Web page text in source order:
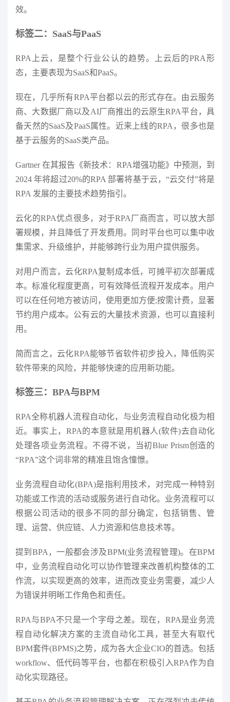
效。
标签二：SaaS与PaaS
RPA上云，是整个行业公认的趋势。上云后的PRA形
态，主要表现为SaaS和PaaS。
现在，几乎所有RPA平台都以云的形式存在。由云服务
商、大数据厂商以及AI厂商推出的云原生RPA平台，具
备天然的SaaS及PaaS属性。近来上线的RPA，很多也是
基于云服务的SaaS类产品。
Gartner 在其报告《新技术：RPA增强功能》中预测，到
2024 年将超过20%的RPA 部署将基于云，“云交付”将是
RPA 发展的主要技术趋势指引。
云化的RPA优点很多，对于RPA厂商而言，可以放大部
署规模，并且降低了开发费用。同时平台也可以集中收
集需求、升级维护，并能够跨行业为用户提供服务。
对用户而言，云化RPA复制成本低，可摊平初次部署成
本。标准化程度更高，可有效降低流程开发成本。用户
可以在任何地方被访问，使用更加方便;按需计费，显著
节约用户成本。公有云的大量技术资源，也可以直接利
用。
简而言之，云化RPA能够节省软件初步投入，降低购买
软件带来的风险，并能够快速的应用新功能。
标签三：BPA与BPM
RPA全称机器人流程自动化，与业务流程自动化极为相
近。事实上，RPA的本意就是用机器人(软件)去自动化
处理各项业务流程。不得不说，当初Blue Prism创造的
“RPA”这个词非常的精准且饱含憧憬。
业务流程自动化(BPA)是指利用技术，对完成一种特别
功能或工作流的活动或服务进行自动化。业务流程可以
根据公司活动的很多不同的部分确定，包括销售、管
理、运营、供应链、人力资源和信息技术等。
提到BPA，一般都会涉及BPM(业务流程管理)。在BPM
中，业务流程自动化可以协作管理来改善机构整体的工
作流，以实现更高的效率，进而改变业务需要，减少人
为错误并明晰工作角色和责任。
RPA与BPA不只是一个字母之差。现在，RPA是业务流
程自动化解决方案的主流自动化工具，甚至大有取代
BPM套件(BPMS)之势，成为各大企业CIO的首选。包括
workflow、低代码等平台，也都在积极引入RPA作为自
动化实现路径。